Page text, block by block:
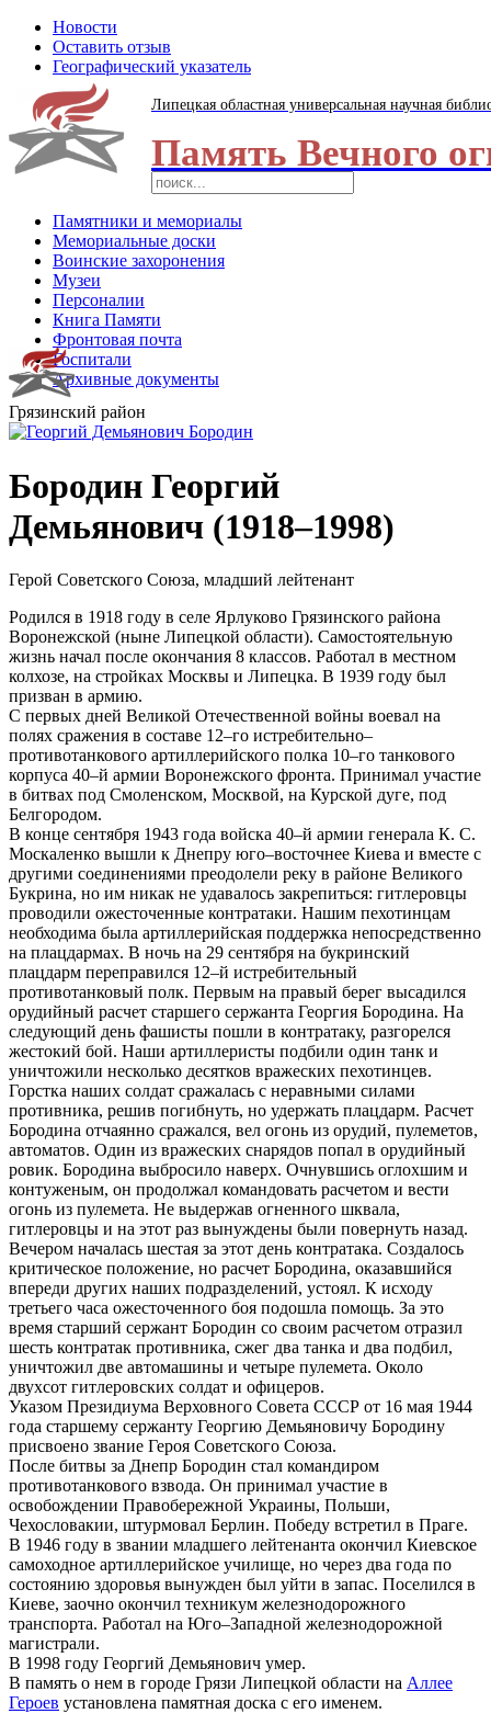
Новости
Оставить отзыв
Географический указатель
Липецкая областная универсальная научная
Память Вечного
Памятники и мемориалы
Мемориальные доски
Воинские захоронения
Музеи
Персоналии
Книга Памяти
Фронтовая почта
Госпитали
Архивные документы
Грязинский район
Бородин Георгий
Демьянович (1918–1998)
Герой Советского Союза, младший лейтенант
Родился в 1918 году в селе Ярлуково Грязинского района
Воронежской (ныне Липецкой области). Самостоятельную
жизнь начал после окончания 8 классов. Работал в местном
колхозе, на стройках Москвы и Липецка. В 1939 году был
призван в армию.
С первых дней Великой Отечественной войны воевал на
полях сражения в составе 12–го истребительно–
противотанкового артиллерийского полка 10–го танкового
корпуса 40–й армии Воронежского фронта. Принимал участие
в битвах под Смоленском, Москвой, на Курской дуге, под
Белгородом.
В конце сентября 1943 года войска 40–й армии генерала К. С.
Москаленко вышли к Днепру юго–восточнее Киева и вместе с
другими соединениями преодолели реку в районе Великого
Букрина, но им никак не удавалось закрепиться: гитлеровцы
проводили ожесточенные контратаки. Нашим пехотинцам
необходима была артиллерийская поддержка непосредственно
на плацдармах. В ночь на 29 сентября на букринский
плацдарм переправился 12–й истребительный
противотанковый полк. Первым на правый берег высадился
орудийный расчет старшего сержанта Георгия Бородина. На
следующий день фашисты пошли в контратаку, разгорелся
жестокий бой. Наши артиллеристы подбили один танк и
уничтожили несколько десятков вражеских пехотинцев.
Горстка наших солдат сражалась с неравными силами
противника, решив погибнуть, но удержать плацдарм. Расчет
Бородина отчаянно сражался, вел огонь из орудий, пулеметов,
автоматов. Один из вражеских снарядов попал в орудийный
ровик. Бородина выбросило наверх. Очнувшись оглохшим и
контуженым, он продолжал командовать расчетом и вести
огонь из пулемета. Не выдержав огненного шквала,
гитлеровцы и на этот раз вынуждены были повернуть назад.
Вечером началась шестая за этот день контратака. Создалось
критическое положение, но расчет Бородина, оказавшийся
впереди других наших подразделений, устоял. К исходу
третьего часа ожесточенного боя подошла помощь. За это
время старший сержант Бородин со своим расчетом отразил
шесть контратак противника, сжег два танка и два подбил,
уничтожил две автомашины и четыре пулемета. Около
двухсот гитлеровских солдат и офицеров.
Указом Президиума Верховного Совета СССР от 16 мая 1944
года старшему сержанту Георгию Демьяновичу Бородину
присвоено звание Героя Советского Союза.
После битвы за Днепр Бородин стал командиром
противотанкового взвода. Он принимал участие в
освобождении Правобережной Украины, Польши,
Чехословакии, штурмовал Берлин. Победу встретил в Праге.
В 1946 году в звании младшего лейтенанта окончил Киевское
самоходное артиллерийское училище, но через два года по
состоянию здоровья вынужден был уйти в запас. Поселился в
Киеве, заочно окончил техникум железнодорожного
транспорта. Работал на Юго–Западной железнодорожной
магистрали.
В 1998 году Георгий Демьянович умер.
В память о нем в городе Грязи Липецкой области на Аллее
Героев установлена памятная доска с его именем.